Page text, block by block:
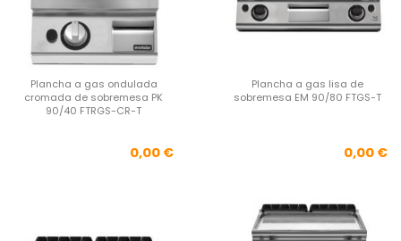
Plancha a gas ondulada
cromada de sobremesa PK
90/40 FTRGS-CR-T
Precio
0,00 €
Plancha a gas lisa de
sobremesa EM 90/80 FTGS-T
0,00 €